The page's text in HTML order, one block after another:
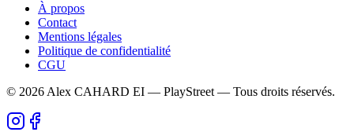
À propos
Contact
Mentions légales
Politique de confidentialité
CGU
© 2026 Alex CAHARD EI — PlayStreet — Tous droits réservés.